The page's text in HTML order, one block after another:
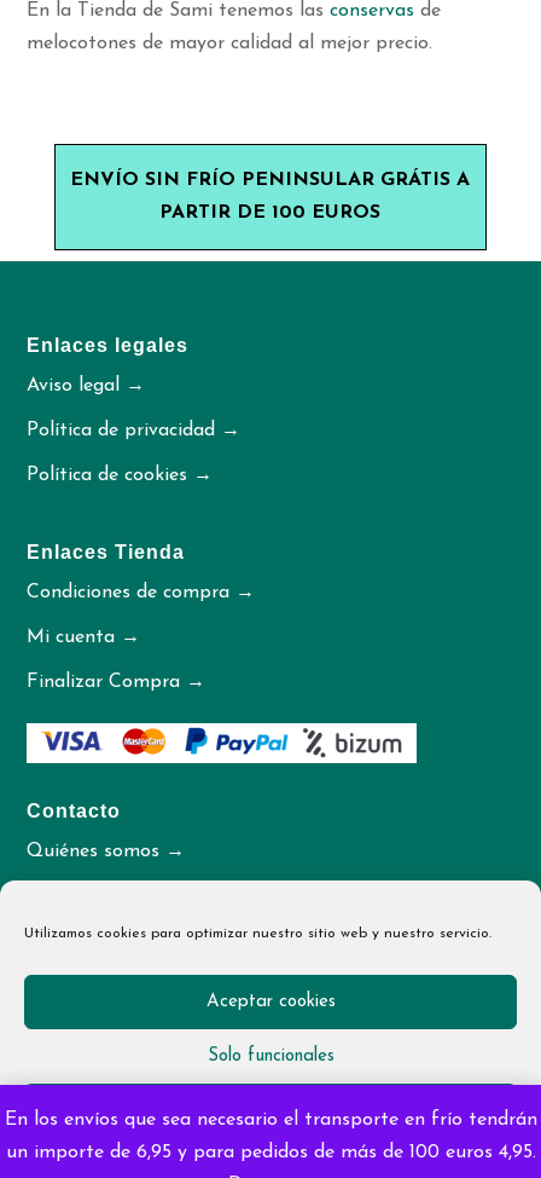
Utilizamos cookies para optimizar nuestro sitio web y nuestro servicio.
Aceptar cookies
Solo funcionales
Ver preferencias
En los envíos que sea necesario el transporte en frío tendrán
un importe de 6,95 y para pedidos de más de 100 euros 4,95.
En la Tienda de Sami tenemos lasconservas de
melocotones de mayor calidad al mejor precio.
ENVÍO SIN FRÍO PENINSULAR GRÁTIS A
PARTIR DE 100 EUROS
Enlaces legales
Aviso legal →
Política de privacidad →
Política de cookies →
Enlaces Tienda
Condiciones de compra →
Mi cuenta →
Finalizar Compra →
Contacto
Quiénes somos →
© 2026 La Tienda de Sami